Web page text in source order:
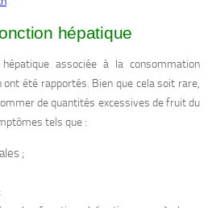
hépatique
associée à la consommation
été rapportés. Bien que cela soit rare,
de quantités excessives de fruit du
tels que :
;